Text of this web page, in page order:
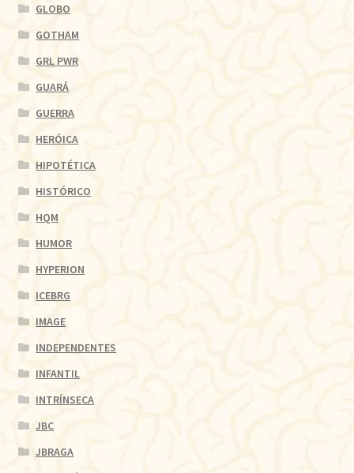
GLOBO
GOTHAM
GRL PWR
GUARÁ
GUERRA
HERÓICA
HIPOTÉTICA
HISTÓRICO
HQM
HUMOR
HYPERION
ICEBRG
IMAGE
INDEPENDENTES
INFANTIL
INTRÍNSECA
JBC
JBRAGA